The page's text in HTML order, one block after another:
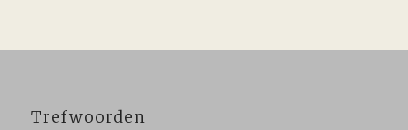
Trefwoorden